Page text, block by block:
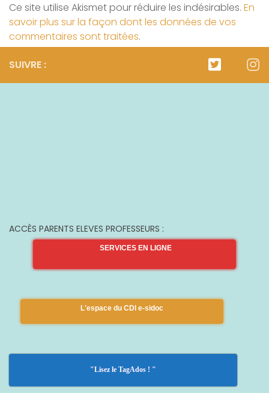
Ce site utilise Akismet pour réduire les indésirables. En
savoir plus sur la façon dont les données de vos
commentaires sont traitées.
SUIVRE :
ACCÈS PARENTS ELEVES PROFESSEURS :
SERVICES EN LIGNE
L'espace du CDI e-sidoc
"Lisez le TagAdos ! "